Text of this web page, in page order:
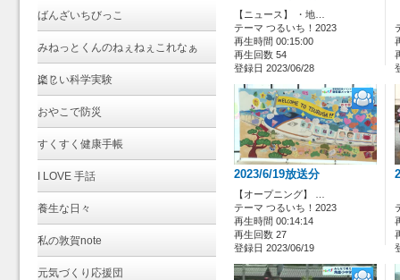
ばんざいちびっこ
みねっとくんのねぇねぇこれなぁ
に？
楽しい科学実験
おやこで防災
すくすく健康手帳
I LOVE 手話
養生な日々
私の敦賀note
元気づくり応援団
【ニュース】 ・地…
テーマ つるいち！2023
再生時間 00:15:00
再生回数 54
登録日 2023/06/28
2023/6/19放送分
【オープニング】 …
テーマ つるいち！2023
再生時間 00:14:14
再生回数 27
登録日 2023/06/19